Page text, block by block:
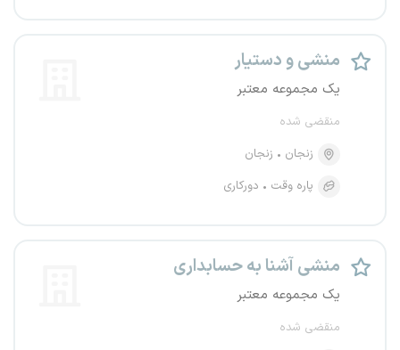
منشی و دستیار
یک مجموعه معتبر
منقضی شده
زنجان
زنجان
پاره وقت
دورکاری
منشی آشنا به حسابداری
یک مجموعه معتبر
منقضی شده